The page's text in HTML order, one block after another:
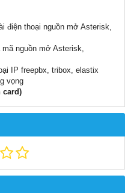
điện thoại nguồn mở Asterisk,
nguồn mở Asterisk,
IP freepbx, tribox, elastix
vọng
card)